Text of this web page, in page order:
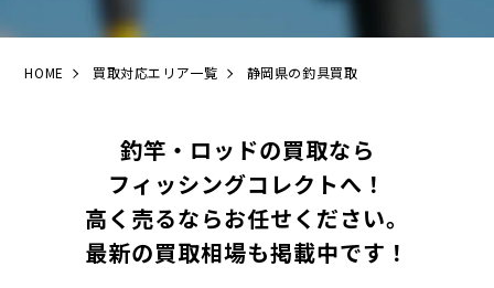
HOME 買取対応エリア一覧 静岡県の釣具買取
釣竿・ロッドの買取なら
フィッシングコレクトへ！
高く売るならお任せください。
最新の買取相場も掲載中です！